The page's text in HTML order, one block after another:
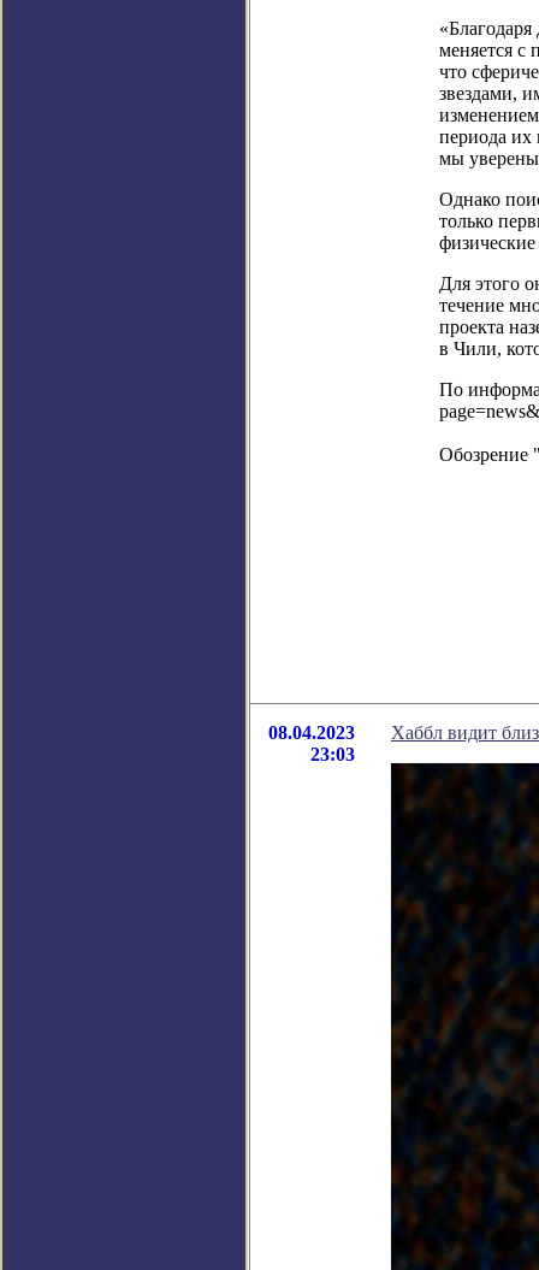
меняется
что
звездами,
периода их
мы
Однако
только
Для этого
течение
проекта
в Чили,
По
Обозрение
08.04.2023
23:03
Хаббл видит